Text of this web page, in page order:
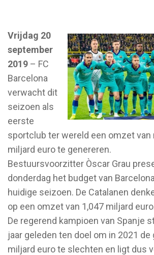
Vrijdag 20
september
2019 – FC
Barcelona
verwacht dit
seizoen als
eerste
sportclub ter wereld een omzet van
miljard euro te genereren.
Bestuursvoorzitter Òscar Grau
donderdag het budget van
huidige seizoen. De Catalanen
op een omzet van 1,047 miljard
De regerend kampioen van Spanje
jaar geleden ten doel om in 2021 de
miljard euro te slechten en ligt dus